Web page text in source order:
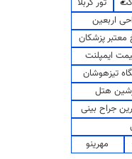
اربعین
پزشکان
ایمپلنت
تیزهوشان
هتل
جراح بینی
مهرینو